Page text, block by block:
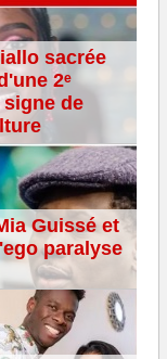
sacrée
2ᵉ
de
Guissé et
paralyse